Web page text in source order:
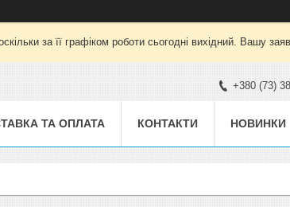
за її графіком роботи сьогодні вихідний. Вашу
+380 (73)
ТА ОПЛАТА КОНТАКТИ НОВИНКИ